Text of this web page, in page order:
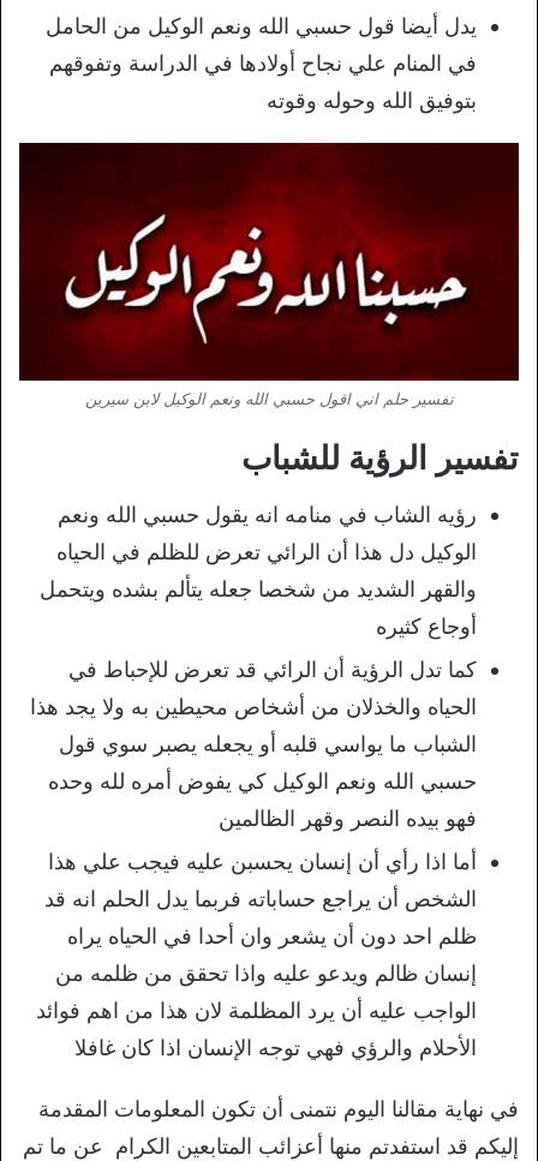
يدل أيضا قول حسبي الله ونعم الوكيل من الحامل
في المنام علي نجاح أولادها في الدراسة وتفوقهم
بتوفيق الله وحوله وقوته
تفسير حلم اني اقول حسبي الله ونعم الوكيل لابن سيرين
تفسير الرؤية للشباب
رؤيه الشاب في منامه انه يقول حسبي الله ونعم
الوكيل دل هذا أن الرائي تعرض للظلم في الحياه
والقهر الشديد من شخصا جعله يتألم بشده ويتحمل
أوجاع كثيره
كما تدل الرؤية أن الرائي قد تعرض للإحباط في
الحياه والخذلان من أشخاص محيطين به ولا يجد هذا
الشباب ما يواسي قلبه أو يجعله يصبر سوي قول
حسبي الله ونعم الوكيل كي يفوض أمره لله وحده
فهو بيده النصر وقهر الظالمين
أما اذا رأي أن إنسان يحسبن عليه فيجب علي هذا
الشخص أن يراجع حساباته فربما يدل الحلم انه قد
ظلم احد دون أن يشعر وان أحدا في الحياه يراه
إنسان ظالم ويدعو عليه واذا تحقق من ظلمه من
الواجب عليه أن يرد المظلمة لان هذا من اهم فوائد
الأحلام والرؤي فهي توجه الإنسان اذا كان غافلا
في نهاية مقالنا اليوم نتمنى أن تكون المعلومات المقدمة
إليكم قد استفدتم منها أعزائب المتابعين الكرام عن ما تم